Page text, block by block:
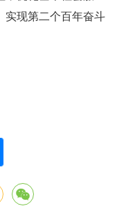
实现第二个百年奋斗